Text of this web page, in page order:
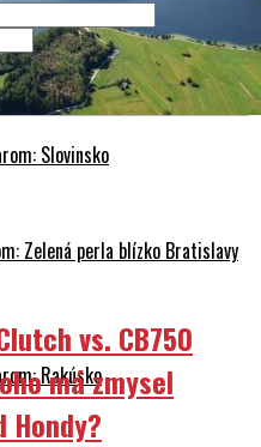
Slovinsko
Zelená perla blízko Bratislavy
Rakúsko
vs. CB750
má zmysel